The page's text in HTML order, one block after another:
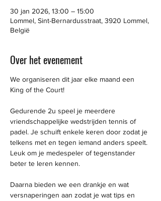
30 jan 2026, 13:00 – 15:00
Lommel, Sint-Bernardusstraat, 3920 Lommel,
België
Over het evenement
We organiseren dit jaar elke maand een
King of the Court!
Gedurende 2u speel je meerdere
vriendschappelijke wedstrijden tennis of
padel. Je schuift enkele keren door zodat je
telkens met en tegen iemand anders speelt.
Leuk om je medespeler of tegenstander
beter te leren kennen.
Daarna bieden we een drankje en wat
versnaperingen aan zodat je wat tips en